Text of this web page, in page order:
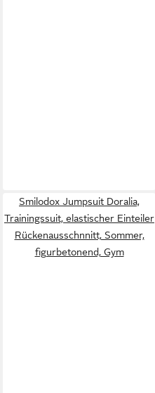
Smilodox Jumpsuit Doralia,
Trainingssuit, elastischer Einteiler
Rückenausschnnitt, Sommer,
figurbetonend, Gym